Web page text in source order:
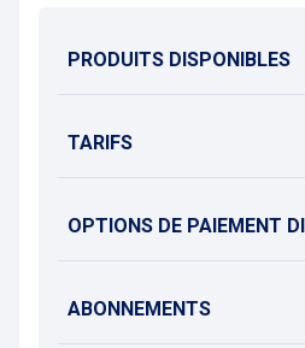
l’office du tourisme, ainsi que les
piétonnier, la Citadelle et le
PRODUITS DISPONIBLES
TARIFS
OPTIONS DE PAIEMENT
ABONNEMENTS